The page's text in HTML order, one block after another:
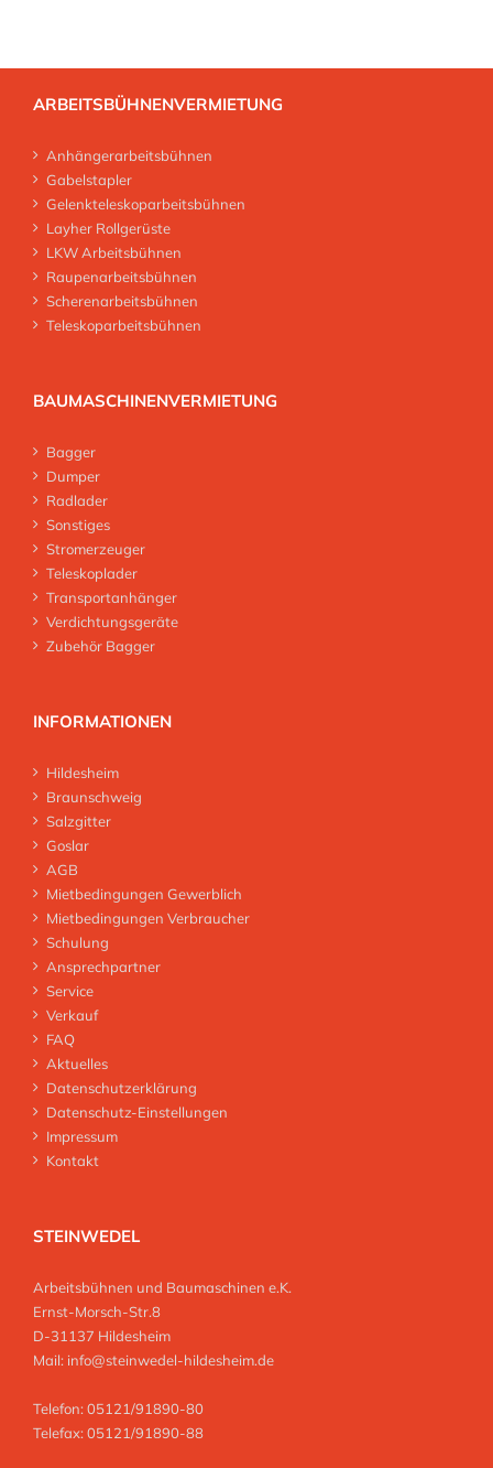
ARBEITSBÜHNENVERMIETUNG
Anhängerarbeitsbühnen
Gabelstapler
Gelenkteleskoparbeitsbühnen
Layher Rollgerüste
LKW Arbeitsbühnen
Raupenarbeitsbühnen
Scherenarbeitsbühnen
Teleskoparbeitsbühnen
BAUMASCHINENVERMIETUNG
Bagger
Dumper
Radlader
Sonstiges
Stromerzeuger
Teleskoplader
Transportanhänger
Verdichtungsgeräte
Zubehör Bagger
INFORMATIONEN
Hildesheim
Braunschweig
Salzgitter
Goslar
AGB
Mietbedingungen Gewerblich
Mietbedingungen Verbraucher
Schulung
Ansprechpartner
Service
Verkauf
FAQ
Aktuelles
Datenschutzerklärung
Datenschutz-Einstellungen
Impressum
Kontakt
STEINWEDEL
Arbeitsbühnen und Baumaschinen e.K.
Ernst-Morsch-Str.8
D-31137 Hildesheim
Mail: info@steinwedel-hildesheim.de
Telefon: 05121/91890-80
Telefax: 05121/91890-88